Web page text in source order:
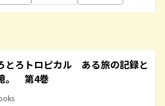
とろトロピカル ある旅の記録と
。 第4巻